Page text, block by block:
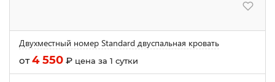
Двухместный номер Standard двуспальная кровать
от4 550 ₽ цена за 1 сутки